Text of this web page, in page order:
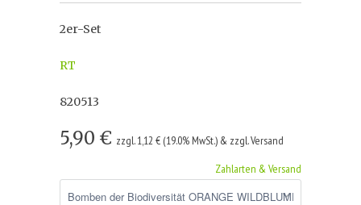
2er-Set
RT
820513
5,90 € zzgl. 1,12 € (19.0% MwSt.) & zzgl. Versand
Zahlarten & Versand